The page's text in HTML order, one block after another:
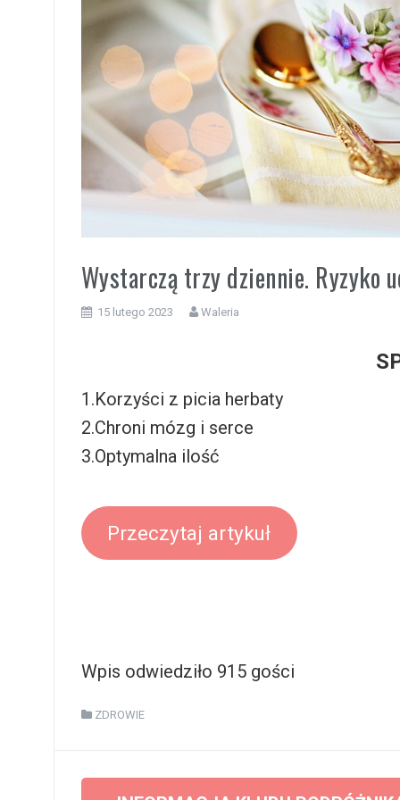
Wystarczą trzy dziennie. Ryzyko
15 lutego 2023 Waleria
1.Korzyści z picia herbaty
2.Chroni mózg i serce
3.Optymalna ilość
Przeczytaj artykuł
Wpis odwiedziło 915 gości
ZDROWIE